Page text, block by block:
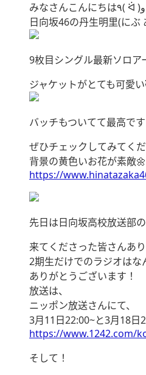
みなさんこんにちは٩( ᐛ )و
日向坂46の丹生明里(にぶ
9枚目シングル最新ソロ
ジャケットがとても可愛
バッチもついてて最高で
ぜひチェックしてみてく
背景の黄色いお花が素敵🌼
https://
先日は日向坂高校放送部
来てくださった皆さんあ
2期生だけでのラジオは
ありがとうございます！
放送は、
ニッポン放送さんにて、
3月11日22:00~と3月18日
https://www.1242.com/
そして！